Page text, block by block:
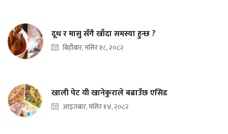
दूध र मासु सँगै खाँदा समस्या हुन्छ ?
बिहीबार, मंसिर १८, २०८२
खाली पेट यी खानेकुराले बढाउँछ एसिड
आइतबार, मंसिर १४, २०८२